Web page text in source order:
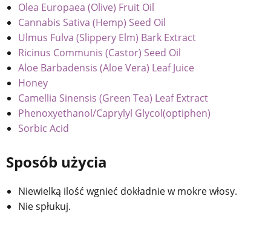
Olea Europaea (Olive) Fruit Oil
Cannabis Sativa (Hemp) Seed Oil
Ulmus Fulva (Slippery Elm) Bark Extract
Ricinus Communis (Castor) Seed Oil
Aloe Barbadensis (Aloe Vera) Leaf Juice
Honey
Camellia Sinensis (Green Tea) Leaf Extract
Phenoxyethanol/Caprylyl Glycol(optiphen)
Sorbic Acid
Sposób użycia
Niewielką ilość wgnieć dokładnie w mokre włosy.
Nie spłukuj.